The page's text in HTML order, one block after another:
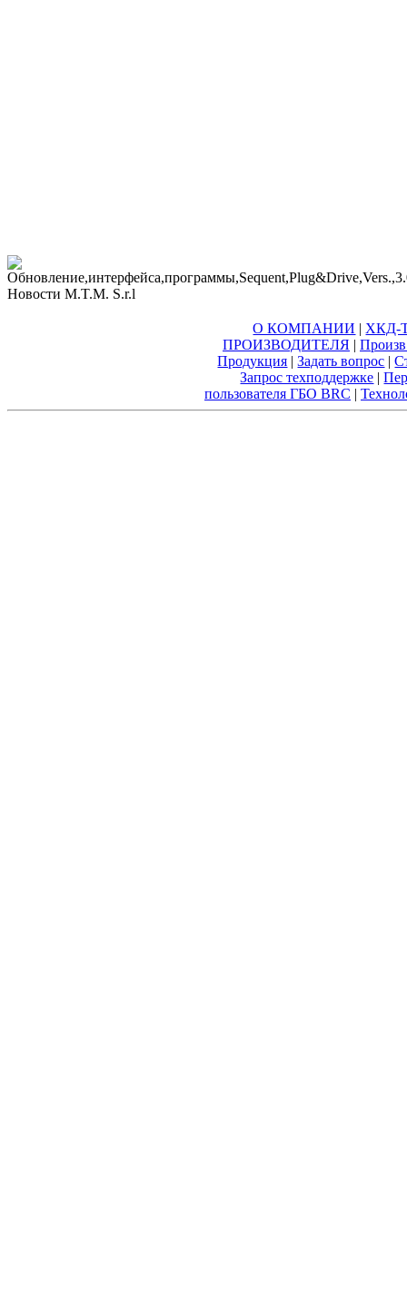
О КОМПАНИИ | ХКД-
ПРОИЗВОДИТЕЛЯ |
Продукция |Задать вопрос |
Запрос техподдержке |
пользователя ГБО BRC |